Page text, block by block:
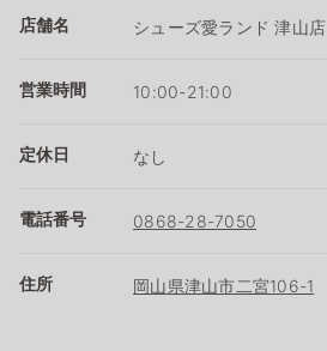
店舗名 シューズ愛ランド 津山店
営業時間 10:00-21:00
定休日 なし
電話番号 0868-28-7050
住所 岡山県津山市二宮106-1